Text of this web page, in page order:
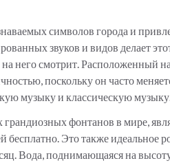
символов города и
звуков и видов делает
него смотрит. Расположенный
поскольку он часто
музыку и классическую
фонтанов в мире,
Это также идеальное
Вода, поднимающаяся на высоту